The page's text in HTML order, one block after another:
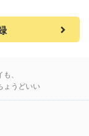
、
ょうどいい